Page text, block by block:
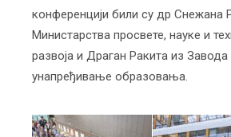
конференцији били су др Снежана
Министарства просвете, науке и
развоја и Драган Ракита из Завода
унапређивање образовања.